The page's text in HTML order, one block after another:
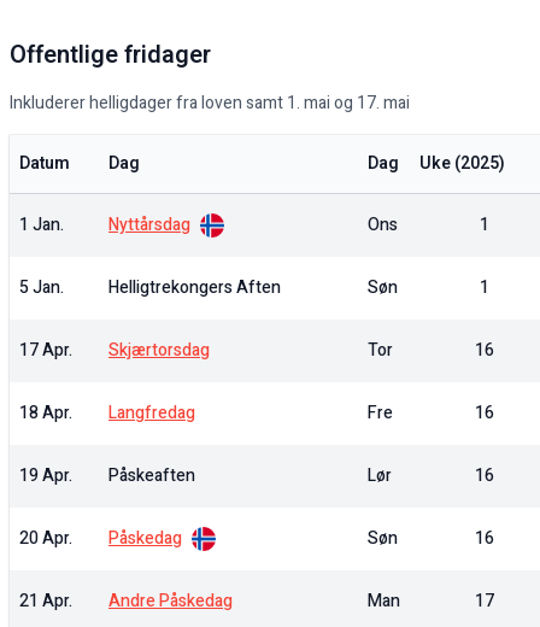
Offentlige fridager
Inkluderer helligdager fra loven samt 1. mai og 17. mai
Datum Dag Dag Uke (2025)
1 Jan. Nyttårsdag Ons 1
5 Jan. Helligtrekongers Aften Søn 1
17 Apr. Skjærtorsdag Tor 16
18 Apr. Langfredag Fre 16
19 Apr. Påskeaften Lør 16
20 Apr. Påskedag Søn 16
21 Apr. Andre Påskedag Man 17